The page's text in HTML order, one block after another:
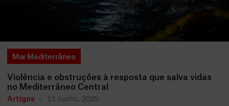
Mar Mediterrâneo
Violência e obstruções à resposta que salva vidas
no Mediterrâneo Central
Artigos 13 Junho, 2025